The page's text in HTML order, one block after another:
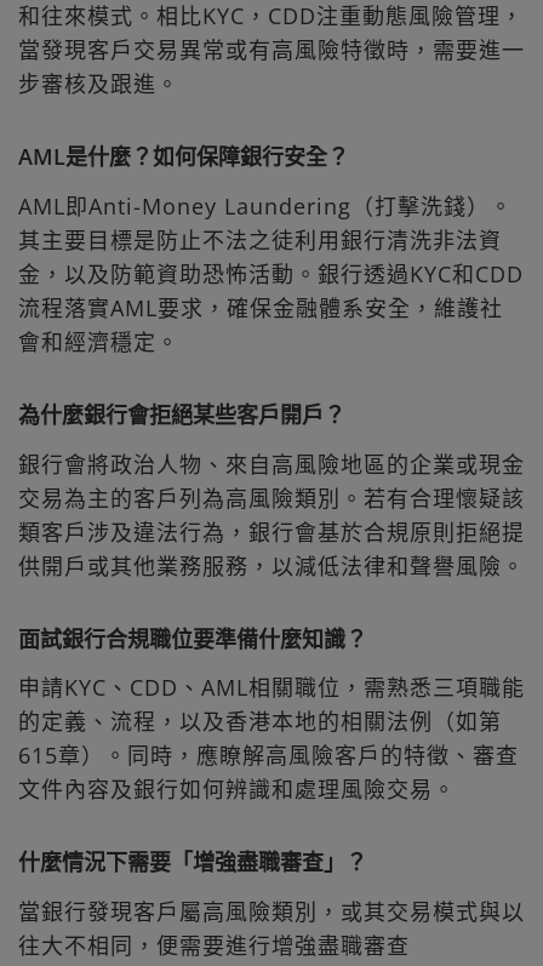
和往來模式。相比KYC，CDD注重動態風險管理，
當發現客戶交易異常或有高風險特徵時，需要進一
步審核及跟進。
AML是什麼？如何保障銀行安全？
AML即Anti-Money Laundering（打擊洗錢）。
其主要目標是防止不法之徒利用銀行清洗非法資
金，以及防範資助恐怖活動。銀行透過KYC和CDD
流程落實AML要求，確保金融體系安全，維護社
會和經濟穩定。
為什麼銀行會拒絕某些客戶開戶？
銀行會將政治人物、來自高風險地區的企業或現金
交易為主的客戶列為高風險類別。若有合理懷疑該
類客戶涉及違法行為，銀行會基於合規原則拒絕提
供開戶或其他業務服務，以減低法律和聲譽風險。
面試銀行合規職位要準備什麼知識？
申請KYC、CDD、AML相關職位，需熟悉三項職能
的定義、流程，以及香港本地的相關法例（如第
615章）。同時，應瞭解高風險客戶的特徵、審查
文件內容及銀行如何辨識和處理風險交易。
什麼情況下需要「增強盡職審查」？
當銀行發現客戶屬高風險類別，或其交易模式與以
往大不相同，便需要進行增強盡職審查